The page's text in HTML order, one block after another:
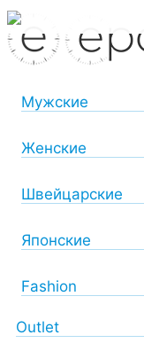
Мужские
Женские
Швейцарские
Японские
Fashion
Outlet